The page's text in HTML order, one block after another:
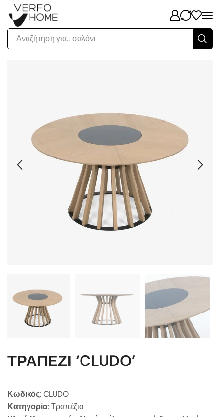
Αναζήτηση για.. σαλόνι
ΤΡΑΠΕΖΙ ‘CLUDO’
Κωδικός: CLUDO
Κατηγορία: Τραπέζια